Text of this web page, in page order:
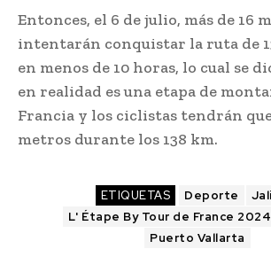
Entonces, el 6 de julio, más de 16
intentarán conquistar la ruta de
en menos de 10 horas, lo cual se
en realidad es una etapa de
Francia y los ciclistas tendrán
metros durante los 138 km.
ETIQUETAS Deporte
L' Étape By Tour de France 2024
Puerto Vallarta